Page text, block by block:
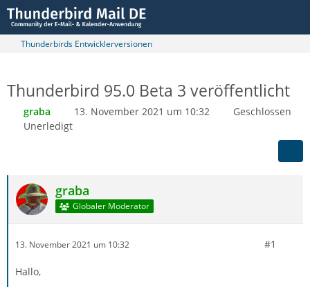
Thunderbirds Entwicklerversionen
Thunderbird 95.0 Beta 3 veröffentlicht
graba 13. November 2021 um 10:32
Geschlossen
Unerledigt
graba
Globaler Moderator
13. November 2021 um 10:32 #1
Hallo,